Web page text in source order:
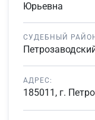
Юрьевна
СУДЕБНЫЙ
АДРЕС:
185011, г.